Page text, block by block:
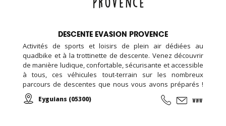
DESCENTE EVASION PROVENCE
Activités de sports et loisirs de plein air dédiées au
quadbike et à la trottinette de descente. Venez découvrir
de manière ludique, confortable, sécurisante et accessible
à tous, ces véhicules tout-terrain sur les nombreux
parcours de descentes que nous vous avons préparés !
Pour des sensations nature sur 2 ou 4 roues et votre plus
grand plaisir, nos quadbikes et trottinettes sont à votre
Eyguians (05300)